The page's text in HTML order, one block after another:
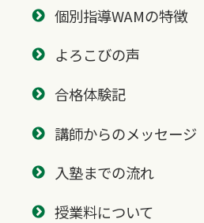
個別指導WAMの特徴
よろこびの声
合格体験記
講師からのメッセージ
入塾までの流れ
授業料について